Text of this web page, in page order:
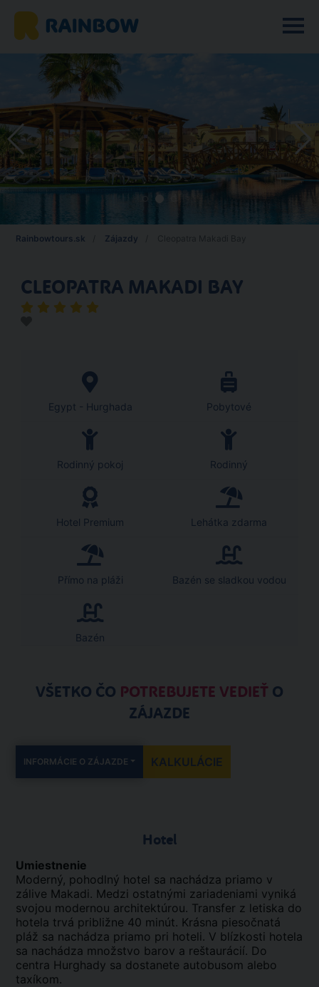
Rainbowtours.sk Zájazdy
CLEOPATRA MAKADI BAY
Egypt - Hurghada Pobytové
Rodinný pokoj Rodinný
Hotel Premium Lehátka zdarma
Přímo na pláži Bazén se sladkou vodou
Bazén
VŠETKO ČO POTREBUJETE VEDIEŤ O
ZÁJAZDE
INFORMÁCIE O ZÁJAZDE KALKULÁCIE
Hotel
Umiestnenie
Moderný, pohodlný hotel sa nachádza priamo v
zálive Makadi. Medzi ostatnými zariadeniami vyniká
svojou modernou architektúrou. Transfer z letiska do
hotela trvá približne 40 minút. Krásna piesočnatá
pláž sa nachádza priamo pri hoteli. V blízkosti hotela
sa nachádza množstvo barov a reštaurácií. Do
centra Hurghady sa dostanete autobusom alebo
taxíkom.